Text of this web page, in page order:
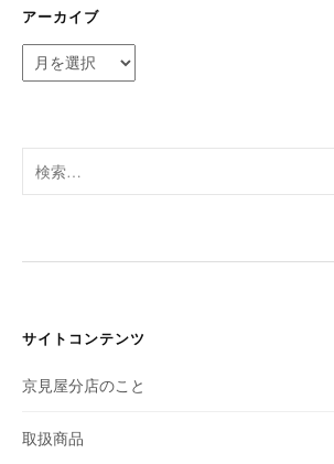
アーカイブ
ー
ブ
索:
サイトコンテンツ
京見屋分店のこと
取扱商品